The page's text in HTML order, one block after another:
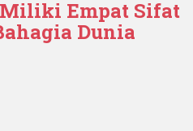
Empat Sifat
Dunia